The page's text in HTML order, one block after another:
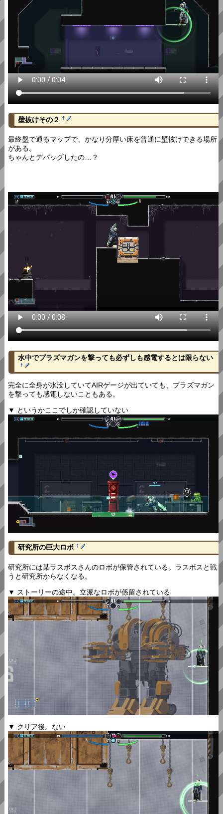
壁抜けその２ †
最終盤で通るマップで、かなり分厚い床を普通に壁抜けできる場所
がある。
ちゃんとデバッグしたの…？
水中でプラズマガンを撃っても必ずしも感電するとは限らない
†
完全に全身が水没していてAIRゲージが出ていても、プラズマガン
を撃っても感電しないこともある。
▼ というかここでしか確認していない
研究所の巨大ロボ †
研究所には某ラスボスさんのロボが保管されている。ラスボスと戦
うと研究所からなくなる。
▼ ストーリーの途中。立派なロボが係留されている
▼ クリア後。ない